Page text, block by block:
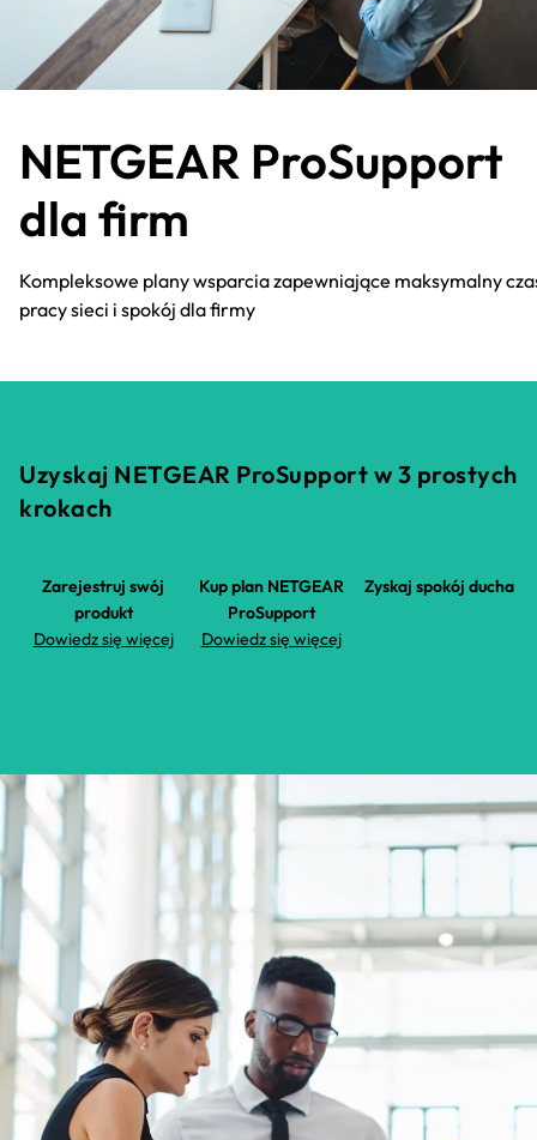
NETGEAR ProSupport
dla firm
Kompleksowe plany wsparcia zapewniające maksymalny
pracy sieci i spokój dla firmy
Uzyskaj NETGEAR ProSupport w 3 prostych
krokach
Zarejestruj swój
produkt
Dowiedz się więcej
Kup plan NETGEAR
ProSupport
Dowiedz się więcej
Zyskaj spokój ducha